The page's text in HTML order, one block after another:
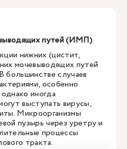
путей (ИМП)
нижних (цистит,
мочевыводящих путей
большинстве случаев
особенно
иногда
выступать вирусы,
Микроорганизмы
пузырь через уретру и
процессы
тракта.